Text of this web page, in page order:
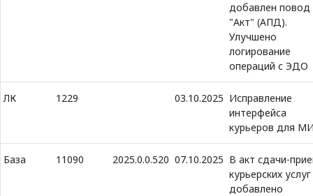
добавлен повод
"Акт" (АПД).
Улучшено
логирование
операций с ЭДО
ЛК 1229 03.10.2025 Исправление
интерфейса
курьеров для
База 11090 2025.0.0.520 07.10.2025 В акт сдачи-
курьерских услуг
добавлено